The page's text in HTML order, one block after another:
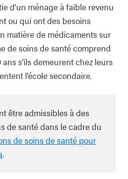
d’un ménage à faible revenu
ou qui ont des besoins
matière de médicaments sur
de soins de santé comprend
ans s’ils demeurent chez leurs
l’école secondaire.
être admissibles à des
de santé dans le cadre du
de soins de santé pour
.